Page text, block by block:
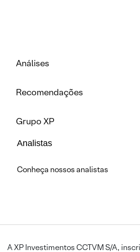
Análises
Recomendações
Grupo XP
Analistas
Conheça nossos analistas
A XP Investimentos CCTVM S/A,